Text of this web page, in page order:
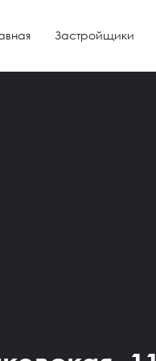
Застройщики